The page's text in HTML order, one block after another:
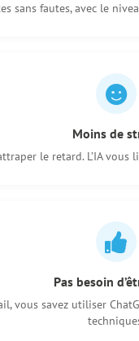
sans fautes, avec le
Moins de
le retard. L’IA
Pas besoin
vous savez utiliser